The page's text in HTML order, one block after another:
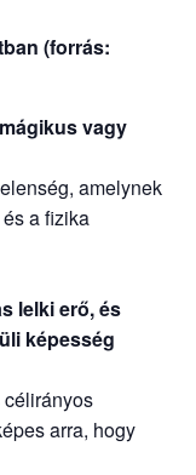
(forrás:
vagy
amelynek
a fizika
lelki erő, és
képesség
célirányos
arra, hogy